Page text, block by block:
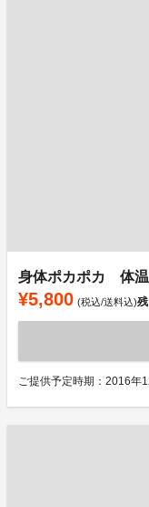
身体ポカポカ 体温
¥5,800 (税込/送料込)
ご提供予定時期：2016年